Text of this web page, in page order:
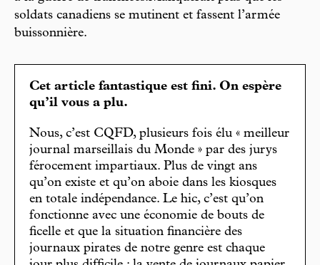
soldats canadiens se mutinent et fassent l’armée
buissonnière.
Cet article fantastique est fini. On espère
qu’il vous a plu.
Nous, c’est CQFD, plusieurs fois élu « meilleur
journal marseillais du Monde » par des jurys
férocement impartiaux. Plus de vingt ans
qu’on existe et qu’on aboie dans les kiosques
en totale indépendance. Le hic, c’est qu’on
fonctionne avec une économie de bouts de
ficelle et que la situation financière des
journaux pirates de notre genre est chaque